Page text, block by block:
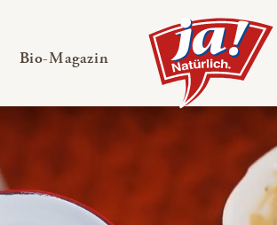
ausklappen
Bio-Magazin — Untermenü ausklappen